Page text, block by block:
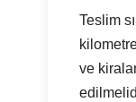
Teslim
ve